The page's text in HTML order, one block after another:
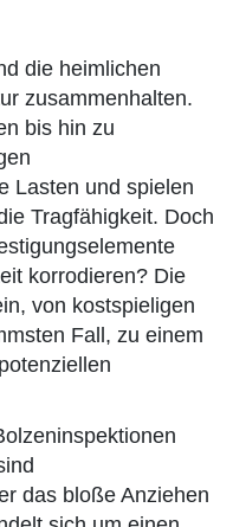
die heimlichen
zusammenhalten.
bis hin zu
Lasten und spielen
Tragfähigkeit. Doch
korrodieren? Die
von kostspieligen
Fall, zu einem
das bloße Anziehen